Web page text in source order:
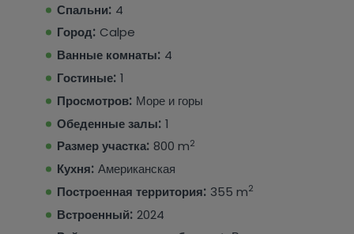
Запланируйте просмотр сегодня с Hamiltons! Мы
поможем вам в этом!
Спальни: 4
Город: Calpe
Ванные комнаты: 4
Гостиные: 1
Просмотров: Море и горы
Обеденные залы: 1
Размер участка: 800 m2
Кухня: Американская
Построенная территория: 355 m2
Встроенный: 2024